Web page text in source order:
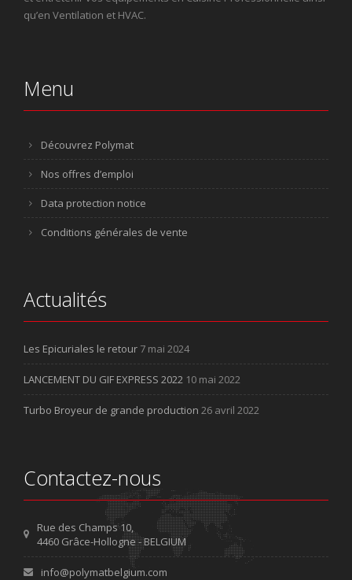
qu’en Ventilation et HVAC.
Menu
Découvrez Polymat
Nos offres d’emploi
Data protection notice
Conditions générales de vente
Actualités
Les Epicuriales le retour 7 mai 2024
LANCEMENT DU GIF EXPRESS 2022 10 mai 2022
Turbo Broyeur de grande production 26 avril 2022
Contactez-nous
Rue des Champs 10,
4460 Grâce-Hollogne - BELGIUM
info@polymatbelgium.com